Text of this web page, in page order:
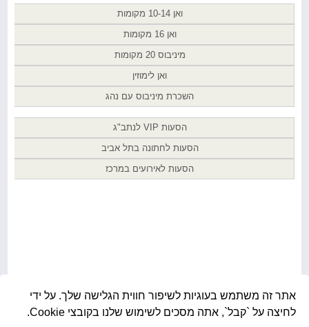
אתר זה משתמש בעוגיות לשיפור חווית הגלישה שלך. על ידי
לחיצה על `קבל`, אתה מסכים לשימוש שלנו בקובצי Cookie.
ואן 10-14 מקומות
ואן 16 מקומות
מיניבוס 20 מקומות
ואן לימוזין
השכרת מיניבוס עם נהג
הסעות VIP לנתב"ג
הסעות לחתונה בתל אביב
הסעות לאירועים במרכז